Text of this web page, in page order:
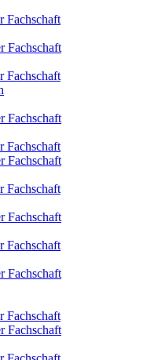
Fachschaft
Fachschaft
Fachschaft
Fachschaft
Fachschaft
Fachschaft
Fachschaft
Fachschaft
Fachschaft
Fachschaft
Fachschaft
Fachschaft